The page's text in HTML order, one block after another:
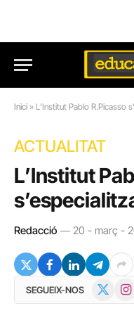
Inici » L’Institut Pablo R.Picasso
ACTUALITAT
L’Institut
Redacció 20 - març -
SEGUEIX-NOS